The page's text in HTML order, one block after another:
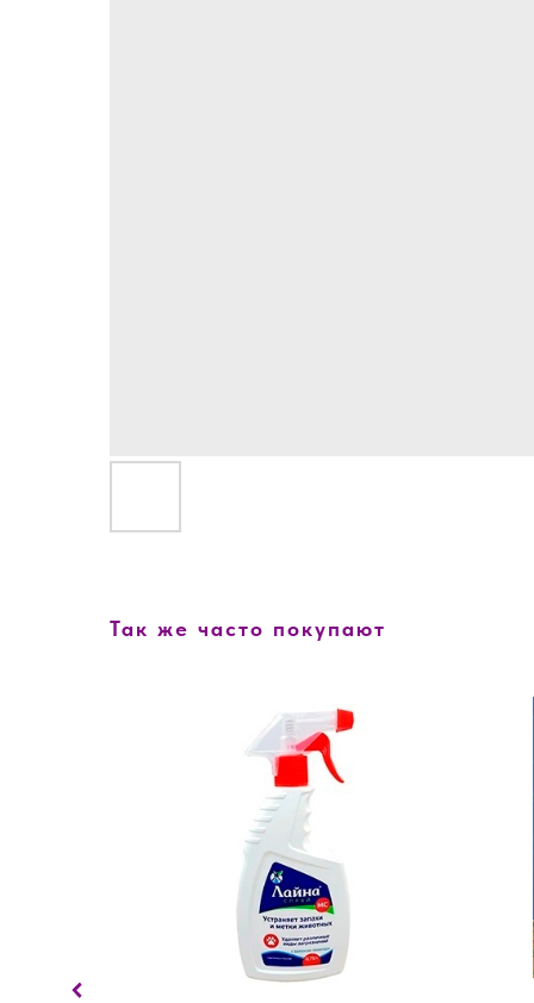
Так же часто покупают